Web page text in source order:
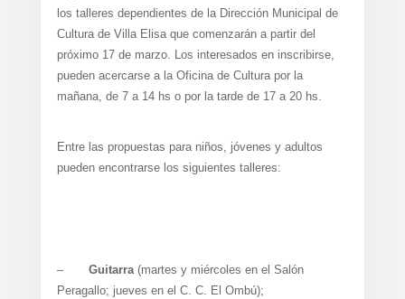
los talleres dependientes de la Dirección Municipal de
Cultura de Villa Elisa que comenzarán a partir del
próximo 17 de marzo. Los interesados en inscribirse,
pueden acercarse a la Oficina de Cultura por la
mañana, de 7 a 14 hs o por la tarde de 17 a 20 hs.
Entre las propuestas para niños, jóvenes y adultos
pueden encontrarse los siguientes talleres:
– Guitarra(martes y miércoles en el Salón
Peragallo; jueves en el C. C. El Ombú);